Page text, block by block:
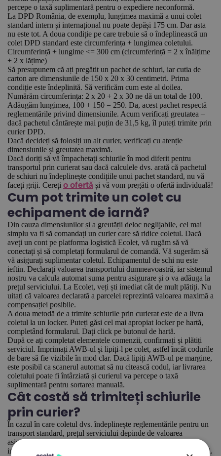
percepe o taxă suplimentară pentru o expediere neconformă.
La DPD România, de exemplu, lungimea maximă a unui colet
standard intern și internațional nu poate depăși 175 cm. Dar asta
nu este tot. A doua condiție pe care trebuie să o îndeplinească un
colet DPD standard este circumferința + lungimea coletului.
Circumferință + lungime <= 300 cm (circumferință = 2 x înălțime
+ 2 x lățime)
Să presupunem că ați pregătit un pachet de schiuri, iar cutia de
carton are dimensiunile de 150 x 20 x 30 centimetri. Prima
condiție este îndeplinită. Să verificăm cum este al doilea.
Numărăm circumferința: 2 x 20 + 2 x 30 ne dă un total de 100.
Adăugăm lungimea, 100 + 150 = 250. Da, acest pachet respectă
reglementările privind dimensiunile. Acum verificați greutatea –
dacă pachetul cântărește mai puțin de 31,5 kg, îl puteți trimite prin
curier DPD.
Dacă decideți să folosiți un alt curier, verificați cu atenție
dimensiunile și greutatea maximă.
Dacă doriți să vă împachetați schiurile în mod diferit pentru
transportul prin curierat sau dacă calculele dvs. arată că pachetul
de schiuri nu îndeplinește condițiile unui pachet standard, nu vă
faceți griji. Cereți o ofertă și vă vom pregăti o ofertă individuală!
Cum pot trimite un colet cu
echipament de iarnă?
Din cauza dimensiunilor și a greutății deloc neglijabile, cel mai
simplu va fi să comandați un curier care să ridice coletul. Dacă
aveți un cont pe platforma logistică Ecolet, vă rugăm să vă
conectați și să completați formularul de comandă. Vă sugerăm să
vă asigurați suplimentar coletul. Echipamentul de schi nu este
ieftin. Declarați valoarea transportului dumneavoastră, iar sistemul
nostru va calcula automat suma pentru asigurare și o va adăuga la
prețul serviciului. La Ecolet, veți ști imediat cât de mult plătiți. Nu
uitați că valoarea declarată a parcelei reprezintă valoarea maximă a
compensației posibile.
A doua metodă de a trimite schiurile prin curierat este de a livra
coletul la un locker. Puteți găsi cel mai apropiat locker pe hartă,
completând formularul. Dați click pe butonul de hartă.
După ce ați completat elementele comenzii, confirmați și plătiți
serviciul. Imprimați AWB-ul și lipiți-l pe colet, astfel încât codurile
de bare să fie vizibile în mod clar. Dacă lipiți AWB-ul pe margine,
este posibil ca scanerul automat să nu citească codul, iar livrarea
coletului poate fi întârziată și curierul va percepe o taxă
suplimentară pentru sortarea manuală.
Cât costă să trimiteți schiurile
prin curier?
În cazul în care coletul dvs. îndeplinește reglementările pentru un
transport standard, prețul serviciului depinde de valoarea
asigurării. Completând comanda pe platforma Ecolet, veți ști
imediat cât veți plăti. Veți găsi un rezumat la sfârșitul formularului.